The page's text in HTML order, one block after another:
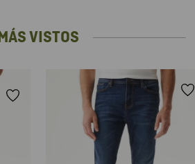
MÁS VISTOS